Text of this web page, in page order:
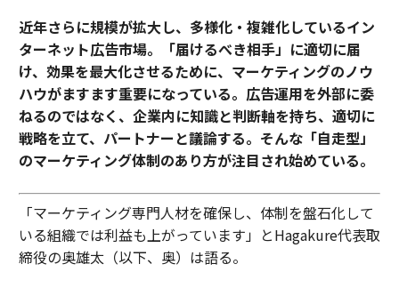
近年さらに規模が拡大し、多様化・複雑化しているイン
ターネット広告市場。「届けるべき相手」に適切に届
け、効果を最大化させるために、マーケティングのノウ
ハウがますます重要になっている。広告運用を外部に委
ねるのではなく、企業内に知識と判断軸を持ち、適切に
戦略を立て、パートナーと議論する。そんな「自走型」
のマーケティング体制のあり方が注目され始めている。
「マーケティング専門人材を確保し、体制を盤石化して
いる組織では利益も上がっています」とHagakure代表取
締役の奥雄太（以下、奥）は語る。